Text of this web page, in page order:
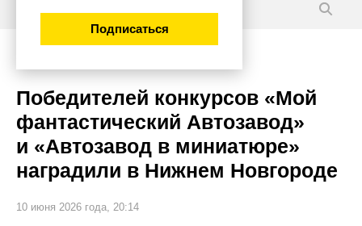
Победителей конкурсов «Мой
фантастический Автозавод»
и «Автозавод в миниатюре»
наградили в Нижнем Новгороде
10 июня 2026 года, 20:14
Подписаться